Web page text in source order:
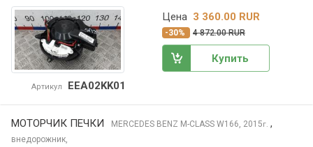
Артикул EEA02KK01
Цена 3 360.00 RUR
-30% 4 872.00 RUR
Купить
МОТОРЧИК ПЕЧКИ MERCEDES BENZ M-CLASS W166, 2015г. ,
внедорожник,